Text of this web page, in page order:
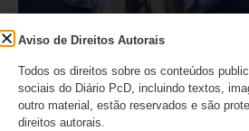
A conscientização avançou, a
Aviso de Direitos Autorais
Todos os direitos sobre os conteúdos
sociais do Diário PcD, incluindo textos,
outro material, estão reservados e são
direitos autorais.